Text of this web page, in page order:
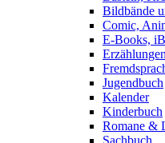
Bildbände
Comic,
E-Books,
Jugendbuch
Kalender
Kinderbuch
Romane &
Sachbuch